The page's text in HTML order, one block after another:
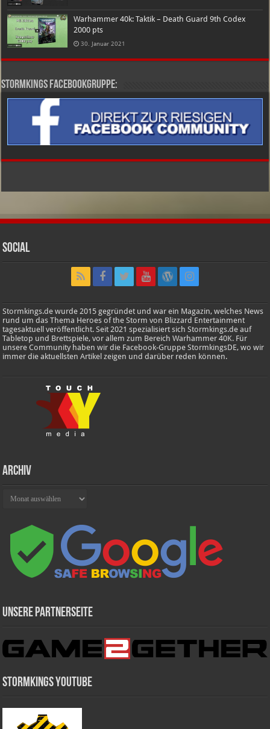
Warhammer 40k: Taktik – Death Guard 9th Codex
2000 pts
30. Januar 2021
Stormkings Facebookgruppe:
Social
Stormkings.de wurde 2015 gegründet und war ein Magazin, welches News
rund um das Thema Heroes of the Storm von Blizzard Entertainment
tagesaktuell veröffentlicht. Seit 2021 spezialisiert sich Stormkings.de auf
Tabletop und Brettspiele, vor allem zum Bereich Warhammer 40K. Für
unsere Community haben wir die Facebook-Gruppe StormkingsDE, wo wir
immer die aktuellsten Artikel zeigen und darüber reden können.
Archiv
Unsere Partnerseite
Stormkings Youtube